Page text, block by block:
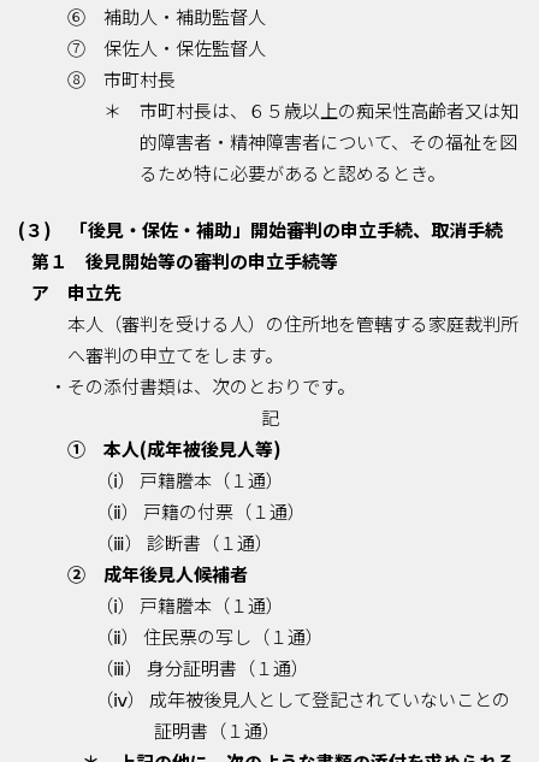
⑥ 補助人・補助監督人
⑦ 保佐人・保佐監督人
⑧ 市町村長
＊ 市町村長は、６５歳以上の痴呆性高齢者又は知
的障害者・精神障害者について、その福祉を図
るため特に必要があると認めるとき。
(３) 「後見・保佐・補助」開始審判の申立手続、取消手続
第１ 後見開始等の審判の申立手続等
ア 申立先
本人（審判を受ける人）の住所地を管轄する家庭裁判所
へ審判の申立てをします。
・その添付書類は、次のとおりです。
記
① 本人(成年被後見人等)
（ⅰ） 戸籍謄本（１通）
（ⅱ） 戸籍の付票（１通）
（ⅲ） 診断書（１通）
② 成年後見人候補者
（ⅰ） 戸籍謄本（１通）
（ⅱ） 住民票の写し（１通）
（ⅲ） 身分証明書（１通）
（ⅳ） 成年被後見人として登記されていないことの
証明書（１通）